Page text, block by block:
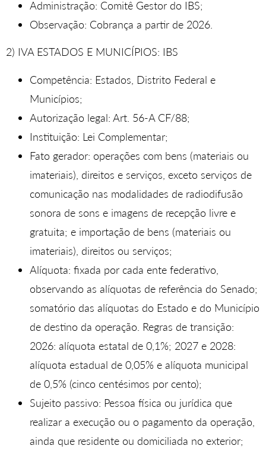
Administração: Comitê Gestor do IBS;
Observação: Cobrança a partir de 2026.
2) IVA ESTADOS E MUNICÍPIOS: IBS
Competência: Estados, Distrito Federal e
Municípios;
Autorização legal: Art. 56-A CF/88;
Instituição: Lei Complementar;
Fato gerador: operações com bens (materiais ou
imateriais), direitos e serviços, exceto serviços de
comunicação nas modalidades de radiodifusão
sonora de sons e imagens de recepção livre e
gratuita; e importação de bens (materiais ou
imateriais), direitos ou serviços;
Alíquota: fixada por cada ente federativo,
observando as alíquotas de referência do Senado;
somatório das alíquotas do Estado e do Município
de destino da operação. Regras de transição:
2026: alíquota estatal de 0,1%; 2027 e 2028:
alíquota estadual de 0,05% e alíquota municipal
de 0,5% (cinco centésimos por cento);
Sujeito passivo: Pessoa física ou jurídica que
realizar a execução ou o pagamento da operação,
ainda que residente ou domiciliada no exterior;